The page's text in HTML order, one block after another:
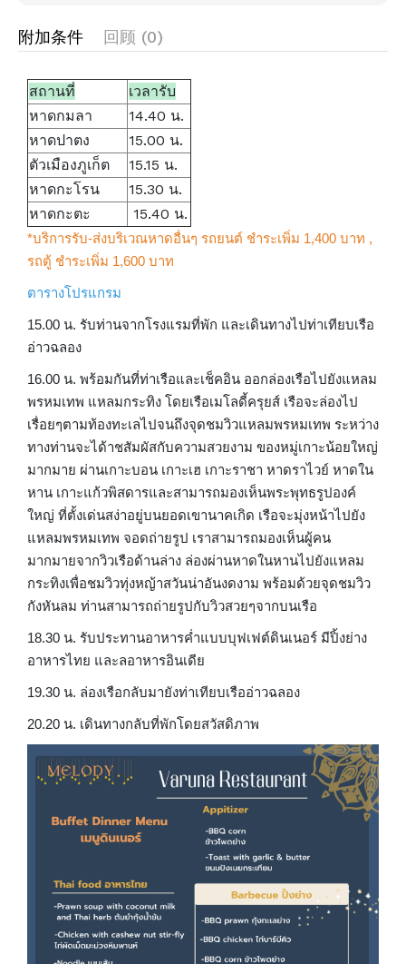
附加条件 回顾 (0)
สถานที่
เวลารับ
หาดกมลา
14.40 น.
หาดปาตง
15.00 น.
ตัวเมืองภูเก็ต
15.15 น.
หาดกะโรน
15.30 น.
หาดกะตะ
15.40 น.
*บริการรับ-ส่งบริเวณหาดอื่นๆ รถยนต์ ชำระเพิ่ม 1,400 บาท ,
รถตู้ ชำระเพิ่ม 1,600 บาท
ตารางโปรแกรม
15.00 น. รับท่านจากโรงแรมที่พัก และเดินทางไปท่าเทียบเรือ
อ่าวฉลอง
16.00 น. พร้อมกันที่ท่าเรือและเช็คอิน ออกล่องเรือไปยังแหลม
พรหมเทพ แหลมกระทิง โดยเรือเมโลดี้ครุยส์ เรือจะล่องไป
เรื่อยๆตามท้องทะเลไปจนถึงจุดชมวิวแหลมพรหมเทพ ระหว่าง
ทางท่านจะได้าชสัมผัสกับความสวยงาม ของหมู่เกาะน้อยใหญ่
มากมาย ผ่านเกาะบอน เกาะเฮ เกาะราชา หาดราไวย์ หาดใน
หาน เกาะแก้วพิสดารและสามารถมองเห็นพระพุทธรูปองค์
ใหญ่ ที่ตั้งเด่นสง่าอยู่บนยอดเขานาคเกิด เรือจะมุ่งหน้าไปยัง
แหลมพรหมเทพ จอดถ่ายรูป เราสามารถมองเห็นผู้คน
มากมายจากวิวเรือด้านล่าง ล่องผ่านหาดในหานไปยังแหลม
กระทิงเพื่อชมวิวทุ่งหญ้าสวันน่าอันงดงาม พร้อมด้วยจุดชมวิว
กังหันลม ท่านสามารถถ่ายรูปกับวิวสวยๆจากบนเรือ
18.30 น. รับประทานอาหารค่ำแบบบุฟเฟต์ดินเนอร์ มีปิ้งย่าง
อาหารไทย และลอาหารอินเดีย
19.30 น. ล่องเรือกลับมายังท่าเทียบเรืออ่าวฉลอง
20.20 น. เดินทางกลับที่พักโดยสวัสดิภาพ